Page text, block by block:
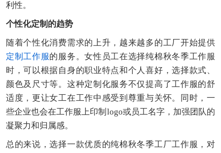
利性。
个性化定制的趋势
随着个性化消费需求的上升，越来越多的工厂开始提供
定制工作服的服务。女性员工在选择纯棉秋冬季工作服
时，可以根据自身的职业特点和个人喜好，选择款式、
颜色及尺寸等。这种定制化服务不仅提高了工作服的舒
适度，更让女工在工作中感受到尊重与关怀。同时，一
些企业也会在工作服上印制logo或员工名字，加强团队的
凝聚力和归属感。
总的来说，选择一款优质的纯棉秋冬季工厂工作服，对